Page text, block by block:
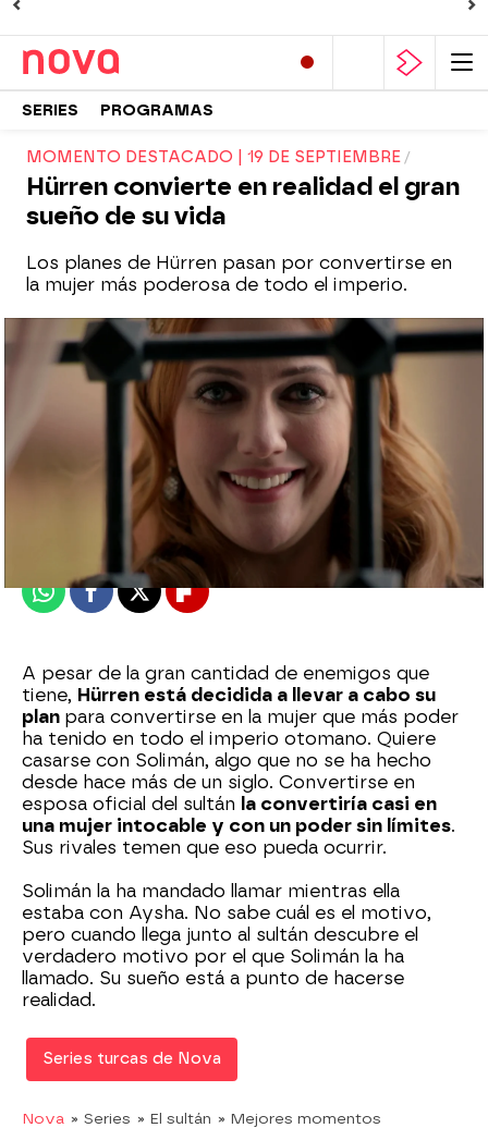
SERIES PROGRAMAS
MOMENTO DESTACADO | 19 DE SEPTIEMBRE
Hürren convierte en realidad el gran
sueño de su vida
Los planes de Hürren pasan por convertirse en
la mujer más poderosa de todo el imperio.
Madrid
19 de septiembre de 2022, 22:49
WhatsappFacebook
X Flipboard
A pesar de la gran cantidad de enemigos que
tiene, Hürren está decidida a llevar a cabo su
plan para convertirse en la mujer que más poder
ha tenido en todo el imperio otomano. Quiere
casarse con Solimán, algo que no se ha hecho
desde hace más de un siglo. Convertirse en
esposa oficial del sultán la convertiría casi en
una mujer intocable y con un poder sin límites.
Sus rivales temen que eso pueda ocurrir.
Solimán la ha mandado llamar mientras ella
estaba con Aysha. No sabe cuál es el motivo,
pero cuando llega junto al sultán descubre el
verdadero motivo por el que Solimán la ha
llamado. Su sueño está a punto de hacerse
realidad.
Series turcas de Nova
Nova » Series » El sultán » Mejores momentos